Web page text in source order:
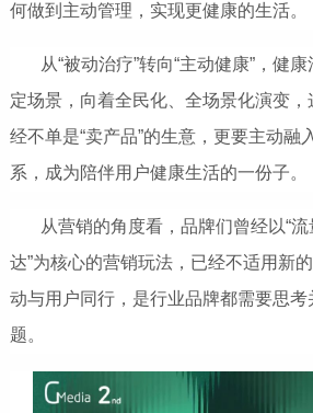
何做到主动管理，实现更健康的生活。
从“被动治疗”转向“主动健康”，健
定场景，向着全民化、全场景化演变
经不单是“卖产品”的生意，更要主动融
系，成为陪伴用户健康生活的一份子。
从营销的角度看，品牌们曾经以“流
达”为核心的营销玩法，已经不适用新
动与用户同行，是行业品牌都需要思考
题。